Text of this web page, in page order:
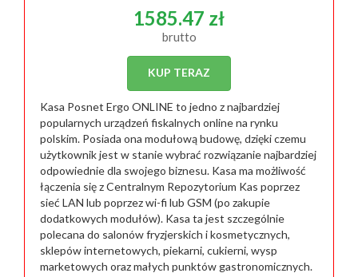
1585.47 zł
brutto
KUP TERAZ
Kasa Posnet Ergo ONLINE to jedno z najbardziej
popularnych urządzeń fiskalnych online na rynku
polskim. Posiada ona modułową budowę, dzięki czemu
użytkownik jest w stanie wybrać rozwiązanie najbardziej
odpowiednie dla swojego biznesu. Kasa ma możliwość
łączenia się z Centralnym Repozytorium Kas poprzez
sieć LAN lub poprzez wi-fi lub GSM (po zakupie
dodatkowych modułów). Kasa ta jest szczególnie
polecana do salonów fryzjerskich i kosmetycznych,
sklepów internetowych, piekarni, cukierni, wysp
marketowych oraz małych punktów gastronomicznych.